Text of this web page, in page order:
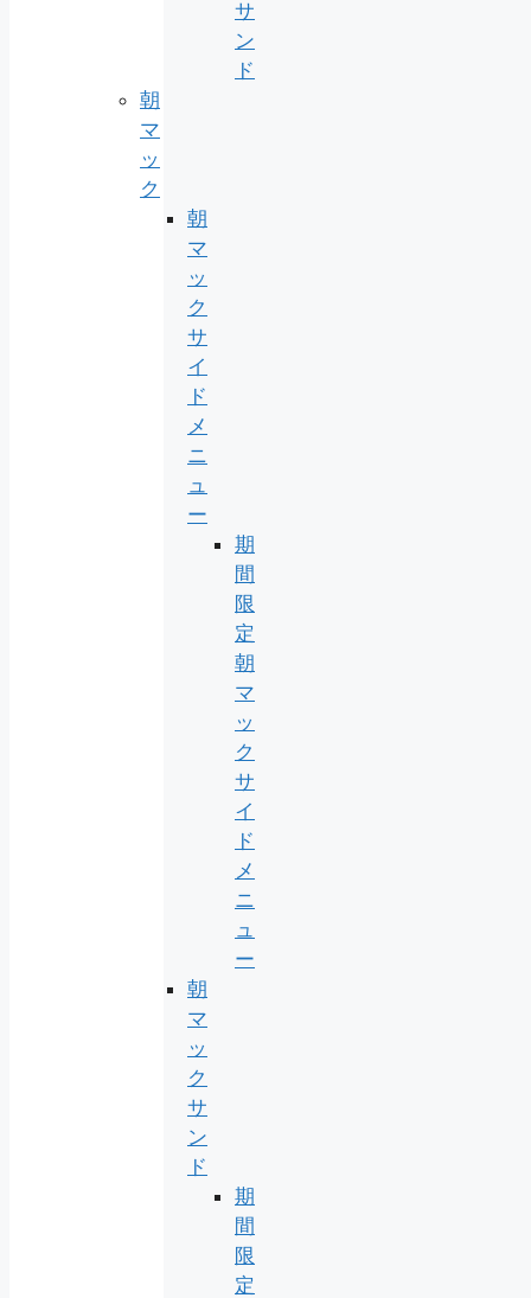
サ
ン
ド
朝
マ
ッ
ク
朝
マ
ッ
ク
サ
イ
ド
メ
ニ
ュ
ー
期
間
限
定
朝
マ
ッ
ク
サ
イ
ド
メ
ニ
ュ
ー
朝
マ
ッ
ク
サ
ン
ド
期
間
限
定